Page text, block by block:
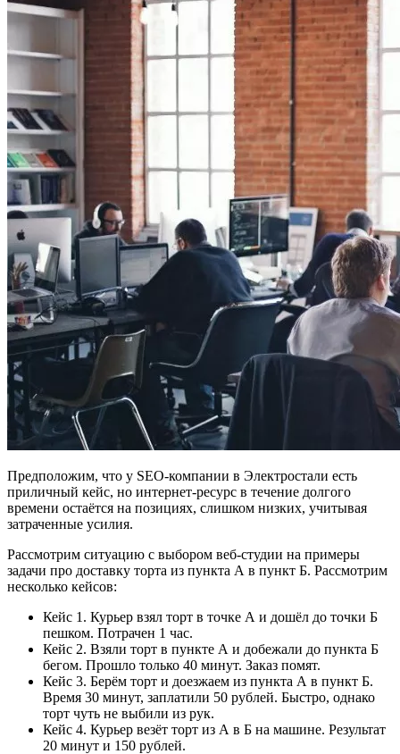
Предположим, что у SEO-компании в Электростали есть
приличный кейс, но интернет-ресурс в течение долгого
времени остаётся на позициях, слишком низких, учитывая
затраченные усилия.
Рассмотрим ситуацию с выбором веб-студии на примеры
задачи про доставку торта из пункта А в пункт Б. Рассмотрим
несколько кейсов:
Кейс 1. Курьер взял торт в точке А и дошёл до точки Б
пешком. Потрачен 1 час.
Кейс 2. Взяли торт в пункте А и добежали до пункта Б
бегом. Прошло только 40 минут. Заказ помят.
Кейс 3. Берём торт и доезжаем из пункта А в пункт Б.
Время 30 минут, заплатили 50 рублей. Быстро, однако
торт чуть не выбили из рук.
Кейс 4. Курьер везёт торт из А в Б на машине. Результат
20 минут и 150 рублей.